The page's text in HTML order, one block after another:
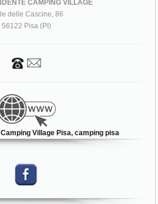
CAMPING VILLAGE
delle Cascine, 86
56122 Pisa (PI)
Camping Village Pisa, camping pisa